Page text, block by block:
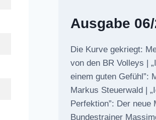
Ausgabe
Die Kurve gekriegt:
von den BR Volleys |
einem guten Gefühl”:
Markus Steuerwald |
Perfektion”: Der neue
Bundestrainer